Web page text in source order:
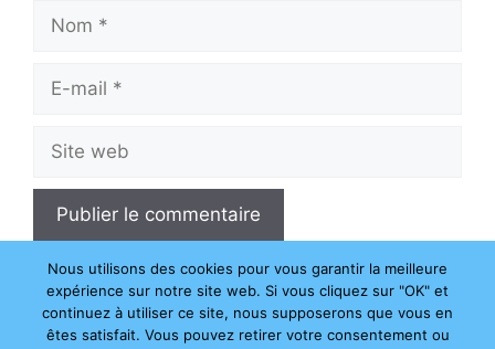
Nom
Site
web
© 2026 Changement d'heure• Construit avec
Nous utilisons des cookies pour vous garantir la meilleure
expérience sur notre site web. Si vous cliquez sur "OK" et
continuez à utiliser ce site, nous supposerons que vous en
êtes satisfait. Vous pouvez retirer votre consentement ou